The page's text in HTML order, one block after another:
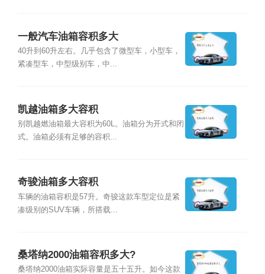
一般汽车油箱容积多大
40升到60升左右。几乎包含了微型车，小型车，
紧凑型车，中型级别车，中...
凯越油箱多大容积
别凯越燃油箱最大容积为60L。油箱分为开式和闭
式。油箱必须有足够的容积...
奇骏油箱多大容积
车辆的油箱容积是57升。奇骏这款车型定位是紧
凑级别的SUV车辆，所搭载...
桑塔纳2000油箱容积多大?
桑塔纳2000油箱实际容量是五十五升。如今这款